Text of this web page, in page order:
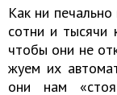
Как ни
сотни и тысячи
чтобы они не
жуем их
они нам